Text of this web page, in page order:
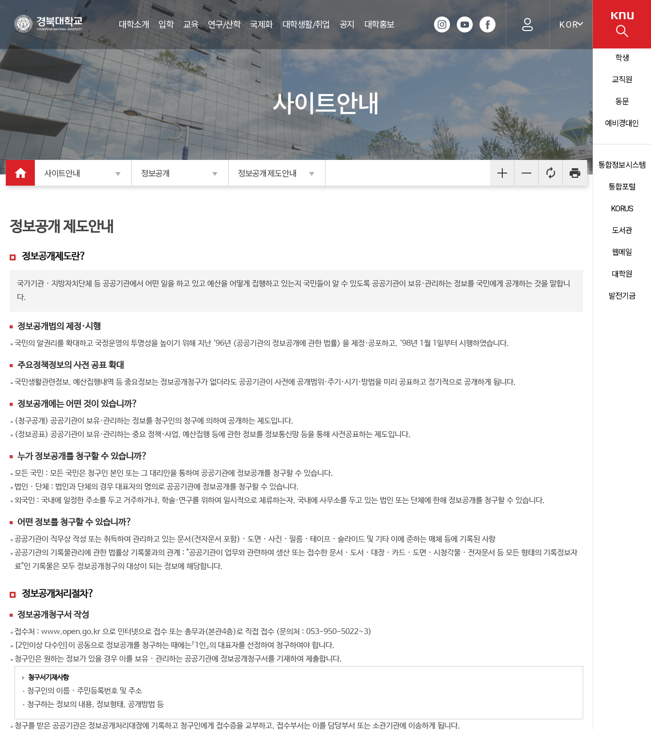
대학소개 입학 교육 연구/산학 국제화 대학생활/취업 공지 대학홍보 KOR
학생
교직원
동문
예비경대인
통합정보시스템
통합포털
KORUS
도서관
웹메일
대학원
발전기금
사이트안내
사이트안내 정보공개 정보공개 제도안내
정보공개 제도안내
정보공개제도란?
국가기관 · 지방자치단체 등 공공기관에서 어떤 일을 하고 있고 예산을 어떻게 집행하고 있는지 국민들이 알 수 있도록 공공기관이 보유·관리하는 정보를 국민에게 공개하는 것을 말합니
다.
정보공개법의 제정·시행
국민의 알권리를 확대하고 국정운영의 투명성을 높이기 위해 지난 ‘96년 <공공기관의 정보공개에 관한 법률> 을 제정·공포하고, ‘98년 1월 1일부터 시행하였습니다.
주요정책정보의 사전 공표 확대
국민생활관련정보, 예산집행내역 등 중요정보는 정보공개청구가 없더라도 공공기관이 사전에 공개범위·주기·시기·방법을 미리 공표하고 정기적으로 공개하게 됩니다.
정보공개에는 어떤 것이 있습니까?
(청구공개) 공공기관이 보유·관리하는 정보를 청구인의 청구에 의하여 공개하는 제도입니다.
(정보공표) 공공기관이 보유·관리하는 중요 정책·사업, 예산집행 등에 관한 정보를 정보통신망 등을 통해 사전공표하는 제도입니다.
누가 정보공개를 청구할 수 있습니까?
모든 국민 : 모든 국민은 청구인 본인 또는 그 대리인을 통하여 공공기관에 정보공개를 청구할 수 있습니다.
법인 · 단체 : 법인과 단체의 경우 대표자의 명의로 공공기관에 정보공개를 청구할 수 있습니다.
외국인 : 국내에 일정한 주소를 두고 거주하거나, 학술·연구를 위하여 일시적으로 체류하는자, 국내에 사무소를 두고 있는 법인 또는 단체에 한해 정보공개를 청구할 수 있습니다.
어떤 정보를 청구할 수 있습니까?
공공기관이 직무상 작성 또는 취득하여 관리하고 있는 문서(전자문서 포함) · 도면 · 사진 · 필름 · 테이프 · 슬라이드 및 기타 이에 준하는 매체 등에 기록된 사항
공공기관의 기록물관리에 관한 법률상 기록물과의 관계 : "공공기관이 업무와 관련하여 생산 또는 접수한 문서 · 도서 · 대장 · 카드 · 도면 · 시청각물 · 전자문서 등 모든 형태의 기록정보자
료"인 기록물은 모두 정보공개청구의 대상이 되는 정보에 해당합니다.
정보공개처리절차?
정보공개청구서 작성
접수처 : www.open.go.kr 으로 인터넷으로 접수 또는 총무과(본관4층)로 직접 접수 (문의처 : 053-950-5022~3)
[2인이상 다수인]이 공동으로 정보공개를 청구하는 때에는『1인』의 대표자를 선정하여 청구하여야 합니다.
청구인은 원하는 정보가 있을 경우 이를 보유 · 관리하는 공공기관에 정보공개청구서를 기재하여 제출합니다.
청구서기재사항
청구인의 이름 · 주민등록번호 및 주소
청구하는 정보의 내용, 정보형태, 공개방법 등
청구를 받은 공공기관은 정보공개처리대장에 기록하고 청구인에게 접수증을 교부하고, 접수부서는 이를 담당부서 또는 소관기관에 이송하게 됩니다.